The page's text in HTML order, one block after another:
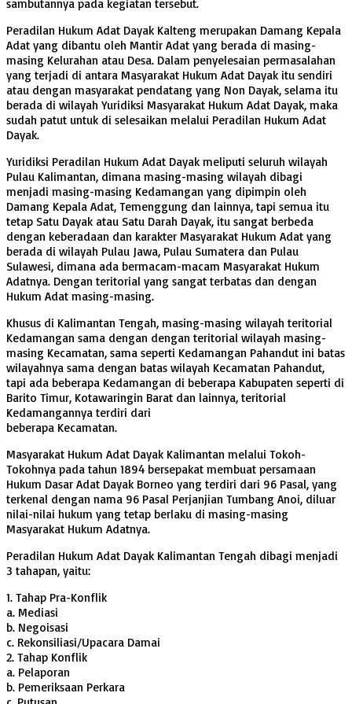
sambutannya pada kegiatan tersebut.
Peradilan Hukum Adat Dayak Kalteng merupakan Damang Kepala
Adat yang dibantu oleh Mantir Adat yang berada di masing-
masing Kelurahan atau Desa. Dalam penyelesaian permasalahan
yang terjadi di antara Masyarakat Hukum Adat Dayak itu sendiri
atau dengan masyarakat pendatang yang Non Dayak, selama itu
berada di wilayah Yuridiksi Masyarakat Hukum Adat Dayak, maka
sudah patut untuk di selesaikan melalui Peradilan Hukum Adat
Dayak.
Yuridiksi Peradilan Hukum Adat Dayak meliputi seluruh wilayah
Pulau Kalimantan, dimana masing-masing wilayah dibagi
menjadi masing-masing Kedamangan yang dipimpin oleh
Damang Kepala Adat, Temenggung dan lainnya, tapi semua itu
tetap Satu Dayak atau Satu Darah Dayak, itu sangat berbeda
dengan keberadaan dan karakter Masyarakat Hukum Adat yang
berada di wilayah Pulau Jawa, Pulau Sumatera dan Pulau
Sulawesi, dimana ada bermacam-macam Masyarakat Hukum
Adatnya. Dengan teritorial yang sangat terbatas dan dengan
Hukum Adat masing-masing.
Khusus di Kalimantan Tengah, masing-masing wilayah teritorial
Kedamangan sama dengan dengan teritorial wilayah masing-
masing Kecamatan, sama seperti Kedamangan Pahandut ini batas
wilayahnya sama dengan batas wilayah Kecamatan Pahandut,
tapi ada beberapa Kedamangan di beberapa Kabupaten seperti di
Barito Timur, Kotawaringin Barat dan lainnya, teritorial
Kedamangannya terdiri dari
beberapa Kecamatan.
Masyarakat Hukum Adat Dayak Kalimantan melalui Tokoh-
Tokohnya pada tahun 1894 bersepakat membuat persamaan
Hukum Dasar Adat Dayak Borneo yang terdiri dari 96 Pasal, yang
terkenal dengan nama 96 Pasal Perjanjian Tumbang Anoi, diluar
nilai-nilai hukum yang tetap berlaku di masing-masing
Masyarakat Hukum Adatnya.
Peradilan Hukum Adat Dayak Kalimantan Tengah dibagi menjadi
3 tahapan, yaitu:
1. Tahap Pra-Konflik
a. Mediasi
b. Negoisasi
c. Rekonsiliasi/Upacara Damai
2. Tahap Konflik
a. Pelaporan
b. Pemeriksaan Perkara